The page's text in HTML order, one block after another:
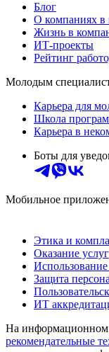
Блог
О компаниях в
Жизнь в
ИТ-проекты
Рейтинг
Молодым
Карьера для
Школа
Карьера в
Боты для
Мобильное
Этика и
Оказание услуг
Использование
Защита
ИТ
На информационном
рекомендательные